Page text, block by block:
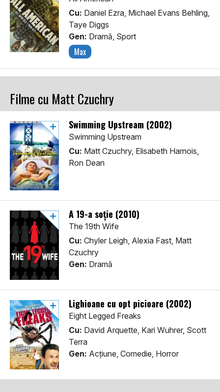
Cu: Daniel Ezra, Michael Evans Behling,
Taye Diggs
Gen: Dramă, Sport
Max
Filme cu Matt Czuchry
Swimming Upstream (2002)
Swimming Upstream
Cu: Matt Czuchry, Elisabeth Harnois,
Ron Dean
A 19-a soție (2010)
The 19th Wife
Cu: Chyler Leigh, Alexia Fast, Matt
Czuchry
Gen: Dramă
Lighioane cu opt picioare (2002)
Eight Legged Freaks
Cu: David Arquette, Kari Wuhrer, Scott
Terra
Gen: Acţiune, Comedie, Horror